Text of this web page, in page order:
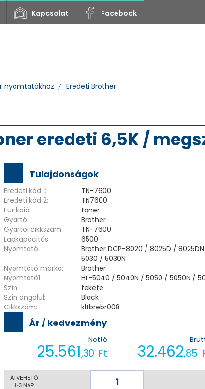
Kapcsolat Facebook
nyomtatókhoz Eredeti Brother
eredeti 6,5K /
Tulajdonságok
Eredeti kód 1:
TN-7600
Eredeti kód 2:
TN7600
Funkció:
toner
Gyártó:
Brother
Gyártói cikkszám:
TN-7600
Lapkapacitás:
6500
Nyomtató:
Brother DCP-8020 / 8025D / 8025DN
5030 / 5030N
Nyomtató márka:
Brother
Nyomtató1:
HL-5040 / 5040N / 5050 / 5050N /
Szín:
fekete
Szín angolul:
Black
Cikkszám:
kltbrebr008
Ár / kedvezmény
Nettó
25.561,30 Ft 32.462,85
ÁTVEHETŐ
1-3 NAP